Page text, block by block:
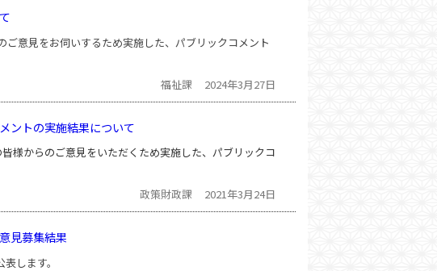
ご意見をお伺いするため実施した、パブリックコメント
福祉課
2024年3月27日
ントの実施結果について
様からのご意見をいただくため実施した、パブリックコ
政策財政課
2021年3月24日
見募集結果
します。